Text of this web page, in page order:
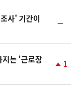
사' 기간이
일
는 '근로장
1